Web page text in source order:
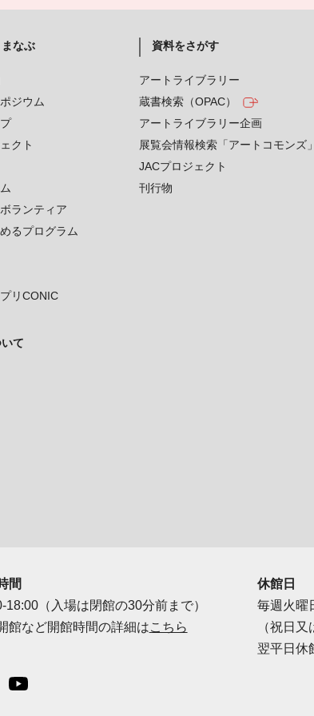
なぶ
ジウム
クト
ランティア
るプログラム
リCONIC
資料をさがす
アートライブラリー
蔵書検索（OPAC）
アートライブラリー企画
展覧会情報検索「アートコモンズ」
JACプロジェクト
刊行物
て
間
18:00（入場は閉館の30分前まで）
館など開館時間の詳細はこちら
休館日
毎週火曜
（祝日
翌平日休